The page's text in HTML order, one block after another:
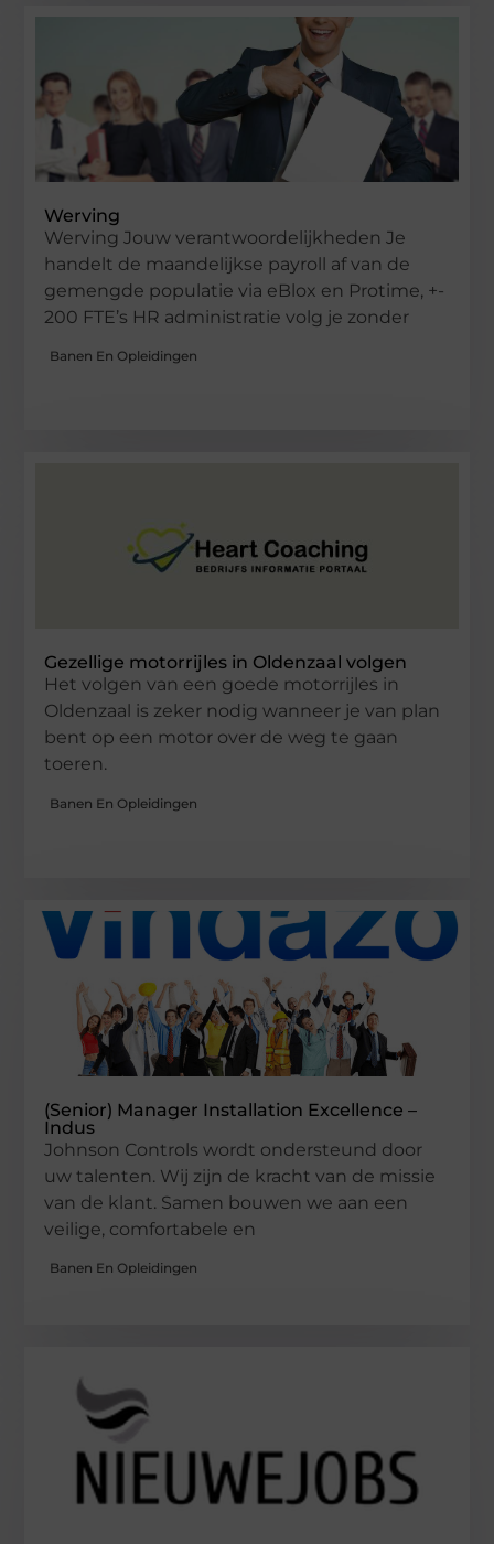
Werving
Werving Jouw verantwoordelijkheden Je
handelt de maandelijkse payroll af van de
gemengde populatie via eBlox en Protime, +-
200 FTE’s HR administratie volg je zonder
Banen En Opleidingen
Gezellige motorrijles in Oldenzaal volgen
Het volgen van een goede motorrijles in
Oldenzaal is zeker nodig wanneer je van plan
bent op een motor over de weg te gaan
toeren.
Banen En Opleidingen
(Senior) Manager Installation Excellence –
Indus
Johnson Controls wordt ondersteund door
uw talenten. Wij zijn de kracht van de missie
van de klant. Samen bouwen we aan een
veilige, comfortabele en
Banen En Opleidingen